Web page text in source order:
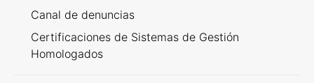
Canal de denuncias
Certificaciones de Sistemas de Gestión
Homologados